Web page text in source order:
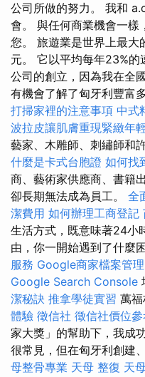
公司所做的努力。 我和
會。 與任何商業機會一樣
您。 旅遊業是世界上最大
元。 它以平均每年23%的
公司的創立，因為我在全
有機會了解了匈牙利豐富
打掃家裡的注意事項 中式
波拉皮讓肌膚重現緊緻年
藝家、木雕師、刺繡師和
什麼是卡式台胞證 如何找
商、藝術家供應商、書籍
卻長期無法成為員工。 全
潔費用 如何辦理工商登記
生活方式，既意味著24小
由，你一開始遇到了什麼
服務 Google商家檔案管理
Google Search Console
潔秘訣 推拿學徒實習 萬福
體驗 徵信社 徵信社價位
家大獎」的幫助下，我成
很常見，但在匈牙利創建
母整骨專業 天母 整復 天